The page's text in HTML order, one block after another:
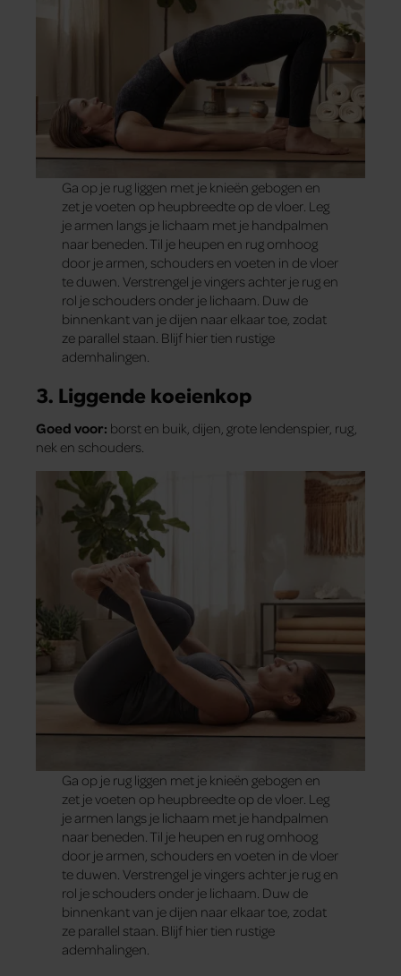
Ga op je rug liggen met je knieën gebogen en
zet je voeten op heupbreedte op de vloer. Leg
je armen langs je lichaam met je handpalmen
naar beneden. Til je ­heupen en rug omhoog
door je armen, schouders en voeten in de vloer
te duwen. Verstrengel je vingers achter je rug en
rol je schouders onder je lichaam. Duw de
binnenkant van je dijen naar elkaar toe, zodat
ze parallel staan. Blijf hier tien rustige
ademhalingen.
3. Liggende koeienkop
Goed voor: borst en buik, dijen, grote lendenspier, rug,
nek en schouders.
Ga op je rug liggen met je knieën gebogen en
zet je voeten op heupbreedte op de vloer. Leg
je armen langs je lichaam met je handpalmen
naar beneden. Til je ­heupen en rug omhoog
door je armen, schouders en voeten in de vloer
te duwen. Verstrengel je vingers achter je rug en
rol je schouders onder je lichaam. Duw de
binnenkant van je dijen naar elkaar toe, zodat
ze parallel staan. Blijf hier tien rustige
ademhalingen.